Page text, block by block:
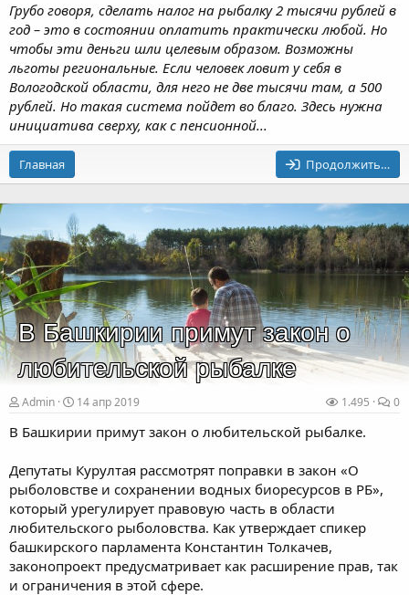
Грубо говоря, сделать налог на рыбалку 2 тысячи рублей в
год – это в состоянии оплатить практически любой. Но
чтобы эти деньги шли целевым образом. Возможны
льготы региональные. Если человек ловит у себя в
Вологодской области, для него не две тысячи там, а 500
рублей. Но такая система пойдет во благо. Здесь нужна
инициатива сверху, как с пенсионной...
Главная Продолжить…
В Башкирии примут закон о
любительской рыбалке
Admin 14 апр 2019 1.495 0
В Башкирии примут закон о любительской рыбалке.
Депутаты Курултая рассмотрят поправки в закон «О
рыболовстве и сохранении водных биоресурсов в РБ»,
который урегулирует правовую часть в области
любительского рыболовства. Как утверждает спикер
башкирского парламента Константин Толкачев,
законопроект предусматривает как расширение прав, так
и ограничения в этой сфере.